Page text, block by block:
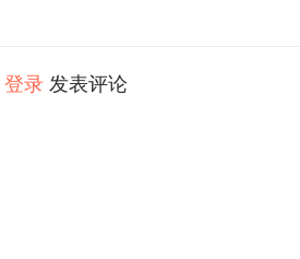
登录 发表评论